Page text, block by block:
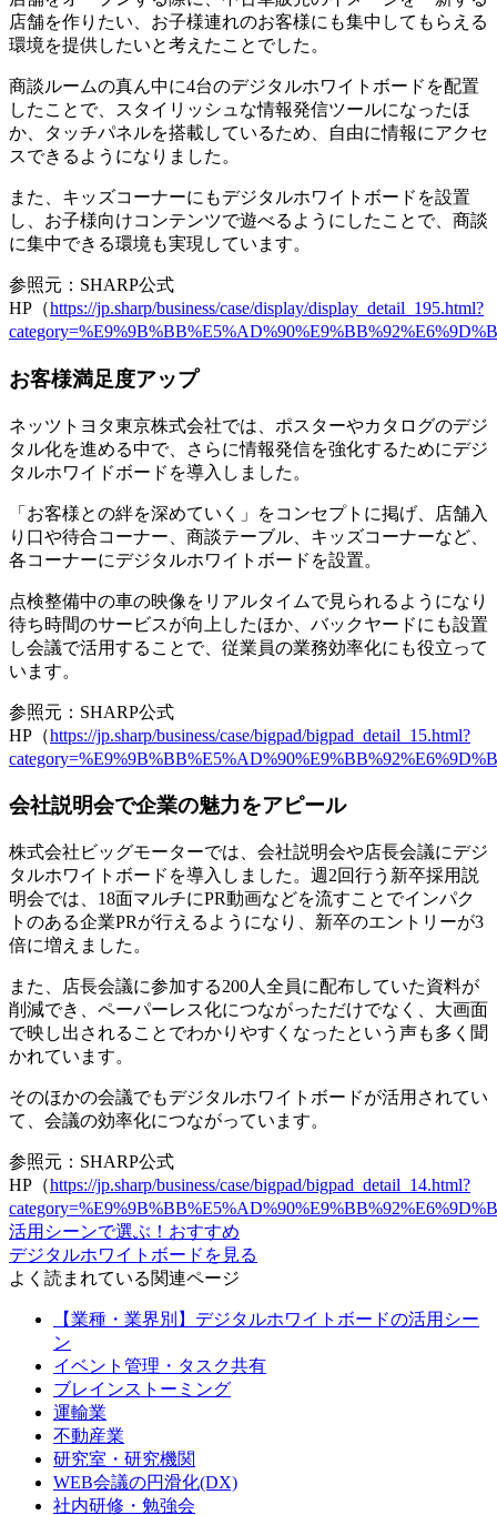
店舗を作りたい、お子様連れのお客様にも集中してもらえる
環境を提供したいと考えたことでした。
商談ルームの真ん中に4台のデジタルホワイトボードを配置
したことで、
スタイリッシュな情報発信ツールになったほ
か、タッチパネルを搭載しているため、
自由に情報にアクセ
スできるようになりました。
また、キッズコーナーにもデジタルホワイトボードを設置
し、お子様向けコンテンツで遊べるようにしたことで、 商談
に集中できる環境も実現 しています。
参照元：SHARP公式
HP（https://jp.sharp/business/case/display/display_detail_195.html?
お客様満足度アップ
ネッツトヨタ東京株式会社では、ポスターやカタログのデジ
タル化を進める中で、さらに情報発信を強化するためにデジ
タルホワイドボードを導入しました。
「お客様との絆を深めていく」をコンセプトに掲げ、店舗入
り口や待合コーナー、商談テーブル、キッズコーナーなど、
各コーナーにデジタルホワイトボードを設置。
点検整備中の車の映像をリアルタイムで見られるようになり
待ち時間のサービスが向上 したほか、バックヤードにも設置
し会議で活用することで、 従業員の業務効率化にも役立って
います。
参照元：SHARP公式
HP（https://jp.sharp/business/case/bigpad/bigpad_detail_15.html?
会社説明会で企業の魅力をアピール
株式会社ビッグモーターでは、会社説明会や店長会議にデジ
タルホワイトボードを導入しました。週2回行う新卒採用説
明会では、 18面マルチにPR動画などを流すことでインパク
トのある企業PRが行える ようになり、新卒のエントリーが3
倍に増えました。
また、店長会議に参加する200人全員に配布していた資料が
削減でき、 ペーパーレス化につながっただけでなく、大画面
で映し出されることでわかりやすくなった という声も多く聞
かれています。
そのほかの会議でもデジタルホワイトボードが活用されてい
て、会議の効率化につながっています。
参照元：SHARP公式
HP（https://jp.sharp/business/case/bigpad/bigpad_detail_14.html?
活用シーンで選ぶ！おすすめ
デジタルホワイトボードを見る
よく読まれている関連ページ
【業種・業界別】デジタルホワイトボードの活用シー
ン
イベント管理・タスク共有
ブレインストーミング
運輸業
不動産業
研究室・研究機関
WEB会議の円滑化(DX)
社内研修・勉強会